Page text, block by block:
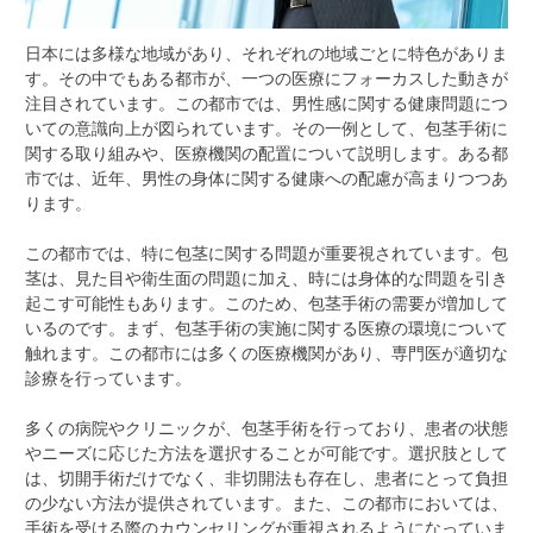
日本には多様な地域があり、それぞれの地域ごとに特色がありま
す。 その中でもある都市が、一つの医療にフォーカスした動きが
注目されています。この都市では、男性感に関する健康問題につ
いての意識向上が図られています。その一例として、包茎手術に
関する取り組みや、医療機関の配置について説明します。ある都
市では、近年、男性の身体に関する健康への配慮が高まりつつあ
ります。
この都市では、特に包茎に関する問題が重要視されています。包
茎は、見た目や衛生面の問題に加え、時には身体的な問題を引き
起こす可能性もあります。このため、包茎手術の需要が増加して
いるのです。まず、包茎手術の実施に関する医療の環境について
触れます。この都市には多くの医療機関があり、専門医が適切な
診療を行っています。
多くの病院やクリニックが、包茎手術を行っており、患者の状態
やニーズに応じた方法を選択することが可能です。選択肢として
は、切開手術だけでなく、非切開法も存在し、患者にとって負担
の少ない方法が提供されています。また、この都市においては、
手術を受ける際のカウンセリングが重視されるようになっていま